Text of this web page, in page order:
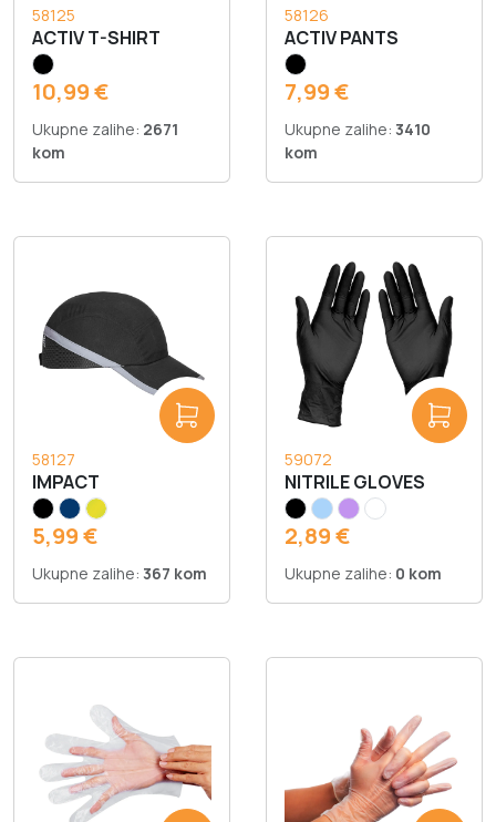
58125
ACTIV T-SHIRT
10,99 €
Ukupne zalihe: 2671
kom
58126
ACTIV PANTS
7,99 €
Ukupne zalihe: 3410
kom
58127
IMPACT
5,99 €
Ukupne zalihe: 367 kom
59072
NITRILE GLOVES
2,89 €
Ukupne zalihe: 0 kom